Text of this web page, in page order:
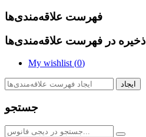
فهرست علاقه‌مندی‌ها
ذخیره در فهرست علاقه‌مندی‌ها
My wishlist (0)
ایجاد
جستجو